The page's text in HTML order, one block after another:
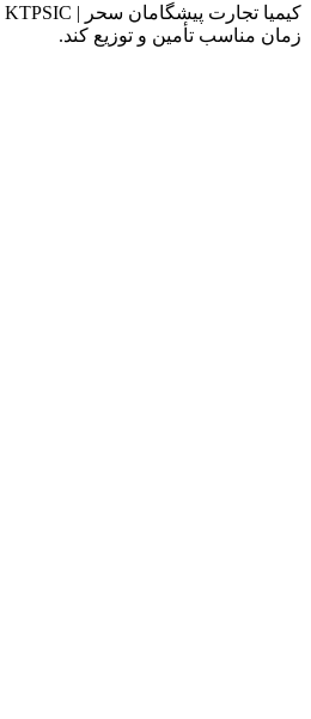
زمان مناسب تأمین و توزیع کند.